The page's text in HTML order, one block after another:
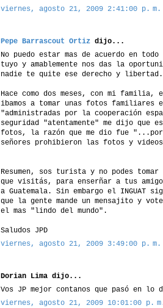
viernes, agosto 21, 2009 2:41:00 p. m.
Pepe Barrascout Ortiz dijo...
No puedo estar mas de acuerdo en
tuyo y amablemente nos das la
nadie te quite ese derecho y libertad.
Hace como dos meses, con mi familia,
ibamos a tomar unas fotos familiares
"administradas por la cooperación
seguridad "atentamente" me dijo que
fotos, la razón que me dio fue
señores prohibieron las fotos y
Resumen, sos turista y no podes
que visitás, para enserñar a tus
a Guatemala. Sin embargo el INGUAT
que la gente mande un mensajito y
el mas "lindo del mundo".
Saludos JPD
viernes, agosto 21, 2009 3:49:00 p. m.
Dorian Lima dijo...
Vos JP mejor contanos que pasó en lo
viernes, agosto 21, 2009 10:01:00 p.